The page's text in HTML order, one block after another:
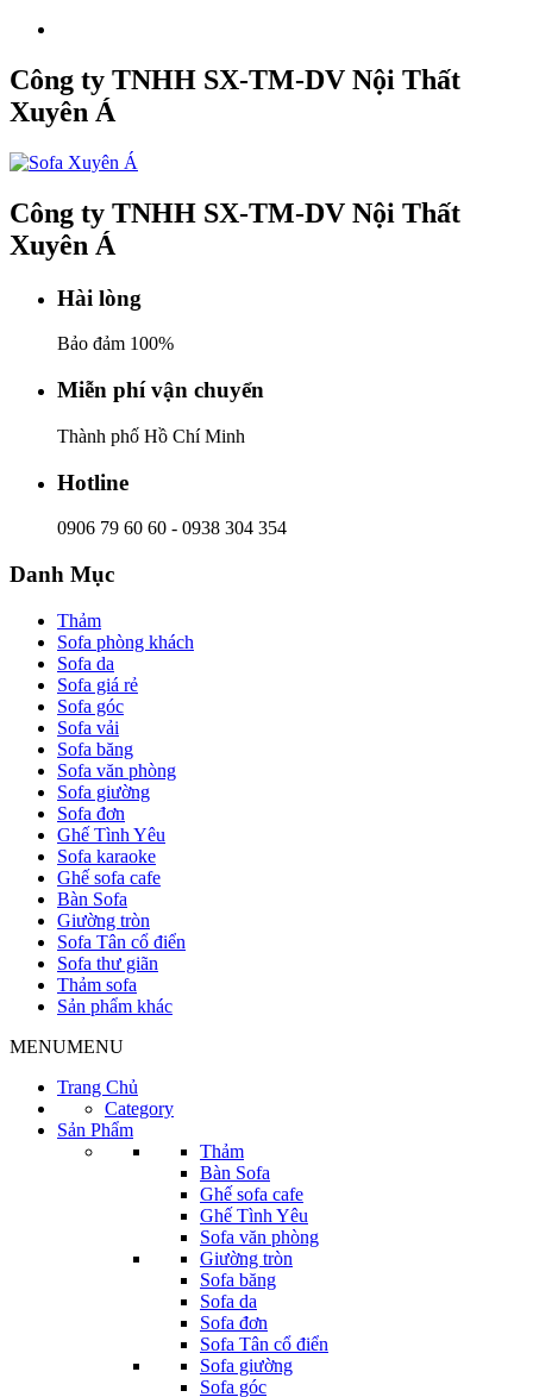
Công ty TNHH SX-TM-DV Nội Thất
Xuyên Á
Công ty TNHH SX-TM-DV Nội Thất
Xuyên Á
Hài lòng
Bảo đảm 100%
Miễn phí vận chuyển
Thành phố Hồ Chí Minh
Hotline
0906 79 60 60 - 0938 304 354
Danh Mục
Thảm
Sofa phòng khách
Sofa da
Sofa giá rẻ
Sofa góc
Sofa vải
Sofa băng
Sofa văn phòng
Sofa giường
Sofa đơn
Ghế Tình Yêu
Sofa karaoke
Ghế sofa cafe
Bàn Sofa
Giường tròn
Sofa Tân cổ điển
Sofa thư giãn
Thảm sofa
Sản phẩm khác
MENUMENU
Trang Chủ
Category
Sản Phẩm
Thảm
Bàn Sofa
Ghế sofa cafe
Ghế Tình Yêu
Sofa văn phòng
Giường tròn
Sofa băng
Sofa da
Sofa đơn
Sofa Tân cổ điển
Sofa giường
Sofa góc